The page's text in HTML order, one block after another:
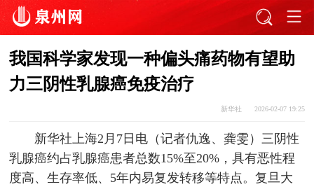
我国科学家发现一种偏头痛药物有望助
力三阴性乳腺癌免疫治疗
新华社 2026-02-07 19:25
新华社上海2月7日电（记者仇逸、龚雯）三阴性
乳腺癌约占乳腺癌患者总数15%至20%，具有恶性程
度高、生存率低、5年内易复发转移等特点。复旦大